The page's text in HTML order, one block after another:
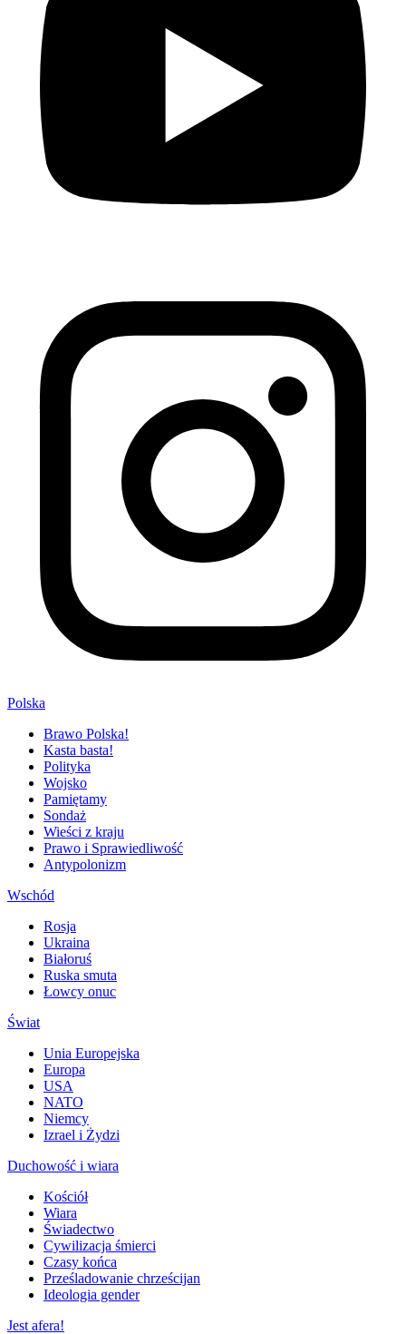
Polska
Brawo Polska!
Kasta basta!
Polityka
Wojsko
Pamiętamy
Sondaż
Wieści z kraju
Prawo i Sprawiedliwość
Antypolonizm
Wschód
Rosja
Ukraina
Białoruś
Ruska smuta
Łowcy onuc
Świat
Unia Europejska
Europa
USA
NATO
Niemcy
Izrael i Żydzi
Duchowość i wiara
Kościół
Wiara
Świadectwo
Cywilizacja śmierci
Czasy końca
Prześladowanie chrześcijan
Ideologia gender
Jest afera!